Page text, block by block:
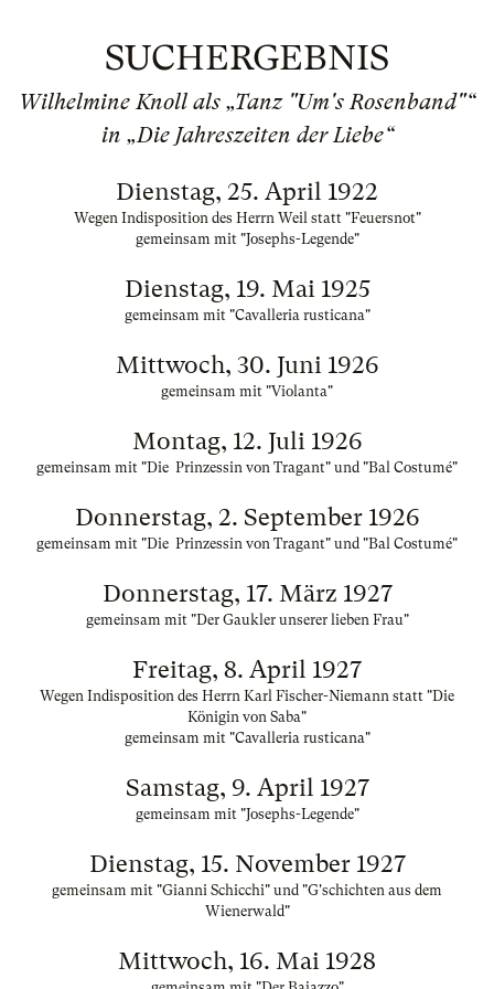
SUCHERGEBNIS
Wilhelmine Knoll als „Tanz "Um's Rosenband"“
in „Die Jahreszeiten der Liebe“
Dienstag, 25. April 1922
Wegen Indisposition des Herrn Weil statt "Feuersnot"
gemeinsam mit "Josephs-Legende"
Dienstag, 19. Mai 1925
gemeinsam mit "Cavalleria rusticana"
Mittwoch, 30. Juni 1926
gemeinsam mit "Violanta"
Montag, 12. Juli 1926
gemeinsam mit "Die Prinzessin von Tragant" und "Bal Costumé"
Donnerstag, 2. September 1926
gemeinsam mit "Die Prinzessin von Tragant" und "Bal Costumé"
Donnerstag, 17. März 1927
gemeinsam mit "Der Gaukler unserer lieben Frau"
Freitag, 8. April 1927
Wegen Indisposition des Herrn Karl Fischer-Niemann statt "Die
Königin von Saba"
gemeinsam mit "Cavalleria rusticana"
Samstag, 9. April 1927
gemeinsam mit "Josephs-Legende"
Dienstag, 15. November 1927
gemeinsam mit "Gianni Schicchi" und "G'schichten aus dem
Wienerwald"
Mittwoch, 16. Mai 1928